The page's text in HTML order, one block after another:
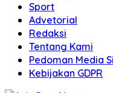
Sport
Advetorial
Redaksi
Tentang Kami
Pedoman Media
Kebijakan GDPR